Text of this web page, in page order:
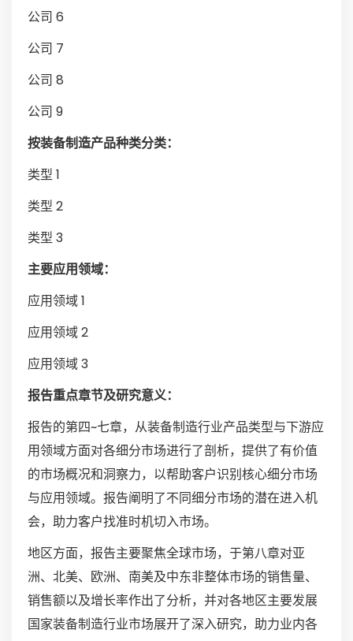
公司 6
公司 7
公司 8
公司 9
按装备制造产品种类分类：
类型 1
类型 2
类型 3
主要应用领域：
应用领域 1
应用领域 2
应用领域 3
报告重点章节及研究意义：
报告的第四~七章，从装备制造行业产品类型与下游应
用领域方面对各细分市场进行了剖析，提供了有价值
的市场概况和洞察力，以帮助客户识别核心细分市场
与应用领域。报告阐明了不同细分市场的潜在进入机
会，助力客户找准时机切入市场。
地区方面，报告主要聚焦全球市场，于第八章对亚
洲、北美、欧洲、南美及中东非整体市场的销售量、
销售额以及增长率作出了分析，并对各地区主要发展
国家装备制造行业市场展开了深入研究，助力业内各